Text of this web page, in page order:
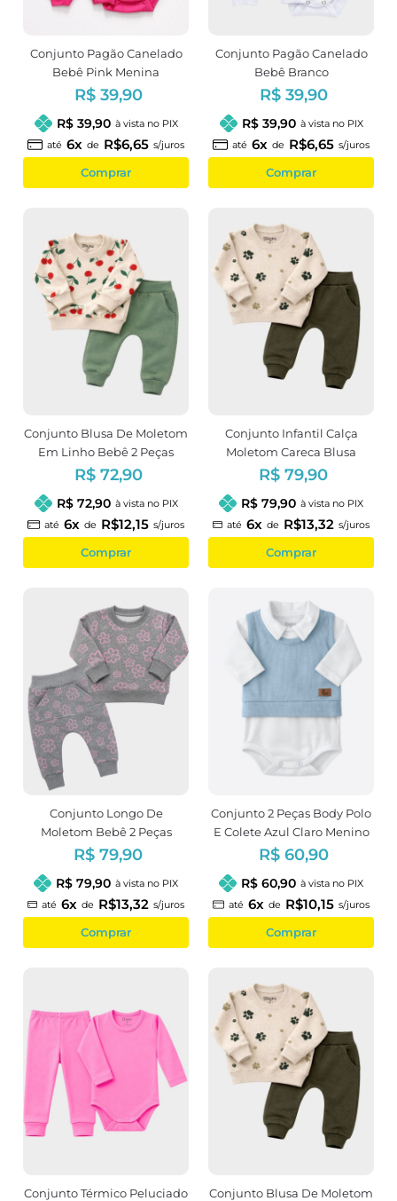
Conjunto Pagão Canelado
Bebê Pink Menina
R$ 39,90
R$ 39,90 à vista no PIX
até 6x de R$6,65 s/juros
Comprar
Conjunto Pagão Canelado
Bebê Branco
R$ 39,90
R$ 39,90 à vista no PIX
até 6x de R$6,65 s/juros
Comprar
Conjunto Blusa De Moletom
Em Linho Bebê 2 Peças
Estampa Cereja
R$ 72,90
R$ 72,90 à vista no PIX
até 6x de R$12,15 s/juros
Comprar
Conjunto Infantil Calça
Moletom Careca Blusa
Peluciada Estampa
R$ 79,90
R$ 79,90 à vista no PIX
até 6x de R$13,32 s/juros
Comprar
Conjunto Longo De
Moletom Bebê 2 Peças
Estampa Floral
R$ 79,90
R$ 79,90 à vista no PIX
até 6x de R$13,32 s/juros
Comprar
Conjunto 2 Peças Body Polo
E Colete Azul Claro Menino
R$ 60,90
R$ 60,90 à vista no PIX
até 6x de R$10,15 s/juros
Comprar
Conjunto Térmico Peluciado Conjunto Blusa De Moletom